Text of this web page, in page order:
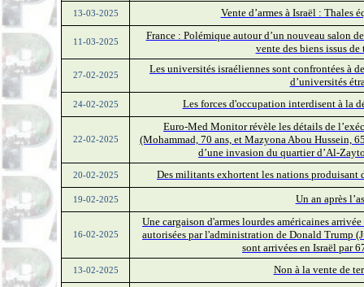
13-03-2025 Vente d’armes à Israël : Thales
11-03-2025
France : Polémique autour d’un nouveau salon
vente des biens issus
27-02-2025
Les universités israéliennes sont confrontées à
d’universités
24-02-2025 Les forces d'occupation interdisent à la
22-02-2025
Euro-Med Monitor révèle les détails de
(Mohammad, 70 ans, et Mazyona Abou Hussein,
d’une invasion du quartier d’Al-
20-02-2025 Des militants exhortent les nations produisant
19-02-2025 Un an après
16-02-2025
Une cargaison d'armes lourdes américaines
autorisées par l'administration de Donald Trump
sont arrivées en Israël par
13-02-2025 Non à la vente de